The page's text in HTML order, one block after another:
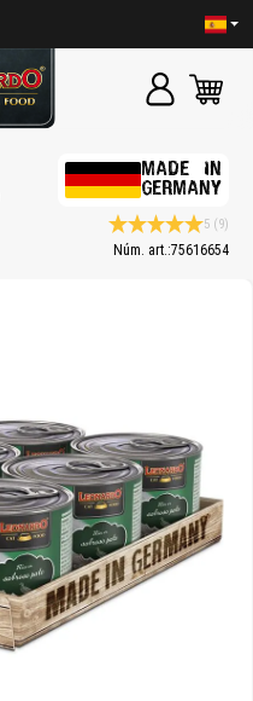
MADE IN
GERMANY
Calificación
5 (9)
Núm. art.:75616654